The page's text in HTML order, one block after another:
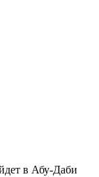
в Абу-Даби